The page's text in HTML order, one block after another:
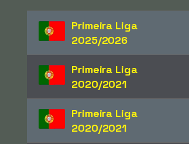
Primeira Liga
2025/2026
Primeira Liga
2020/2021
Primeira Liga
2020/2021